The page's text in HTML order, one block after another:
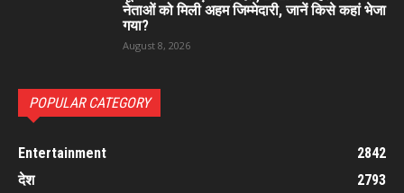
नेताओं को मिली अहम जिम्मेदारी, जानें किसे कहां भेजा
गया?
August 8, 2026
POPULAR CATEGORY
Entertainment
2842
देश
2793